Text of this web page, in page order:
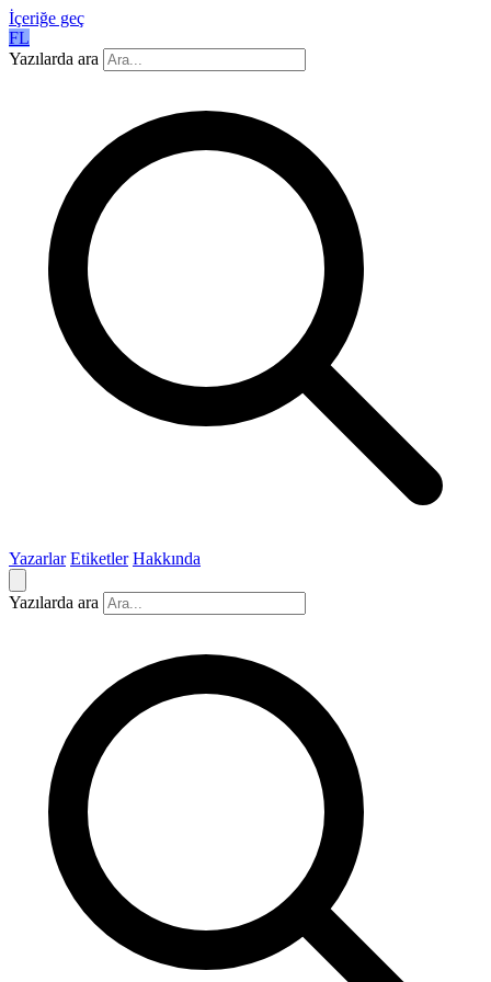
İçeriğe geç
FL
Yazılarda ara
Yazarlar Etiketler Hakkında
Yazılarda ara